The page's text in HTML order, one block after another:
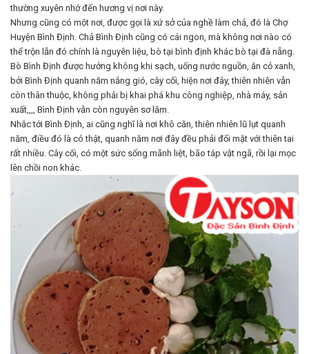
thường xuyên nhớ đến hương vị nơi này.
Nhưng cũng có một nơi, được gọi là xứ sở của nghề làm chả, đó là Chợ
Huyện Bình Định. Chả Bình Định cũng có cái ngon, mà không nơi nào có
thể trộn lẫn đó chính là nguyên liệu, bò tại bình định khác bò tại đà nẵng.
Bò Bình Định được hưởng không khi sạch, uống nước nguồn, ăn cỏ xanh,
bởi Bình Định quanh năm nắng gió, cây cối, hiện nơi đây, thiên nhiên vẫn
còn thân thuộc, không phải bị khai phá khu công nghiệp, nhà máy, sản
xuất,,,, Bình Định vẫn còn nguyên sơ lắm.
Nhắc tới Bình Định, ai cũng nghĩ là nơi khô cằn, thiên nhiên lũ lụt quanh
năm, điều đó là có thật, quanh năm nơi đây đều phải đối mặt với thiên tai
rất nhiều. Cây cối, có một sức sống mãnh liệt, bão táp vật ngã, rồi lại mọc
lên chồi non khác.